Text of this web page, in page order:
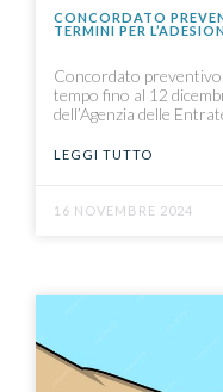
CONCORDATO
TERMINI PER
Concordato
tempo fino al 12
dell’Agenzia delle
LEGGI TUTTO
16 NOVEMBRE 2024